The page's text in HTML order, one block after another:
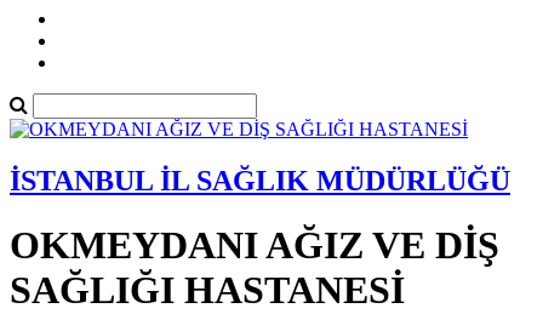
İSTANBUL İL SAĞLIK MÜDÜRLÜĞÜ
OKMEYDANI AĞIZ VE DİŞ
SAĞLIĞI HASTANESİ